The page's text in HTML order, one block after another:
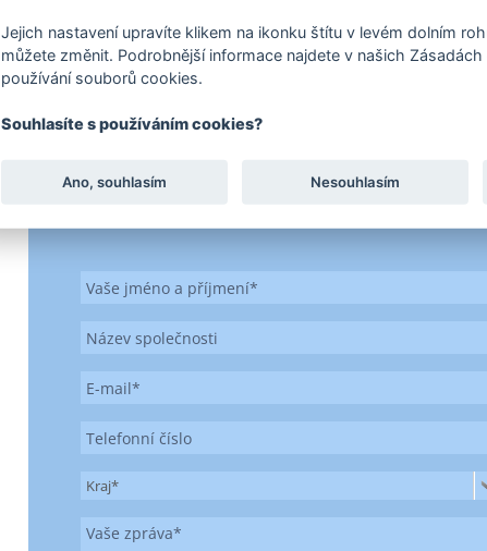
Kontaktní formulář
Kraj*
Jejich nastavení upravíte klikem na ikonku štítu v levém dolním
můžete změnit. Podrobnější informace najdete v našich
používání souborů cookies.
Souhlasíte s používáním cookies?
Ano, souhlasím Nesouhlasím